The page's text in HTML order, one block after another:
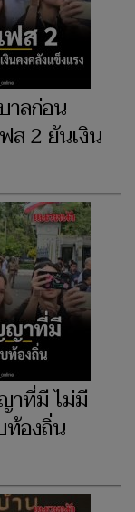
าลก่อน
ส 2 ยันเงิน
าที่มี ไม่มี
ท้องถิ่น